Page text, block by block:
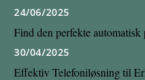
24/06/2025
Find den perfekte
30/04/2025
Effektiv Telefoniløsning til